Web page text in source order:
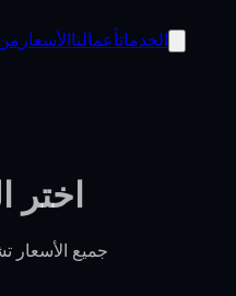
الخدماتأعمالنا الأسعار
اختر
جميع الأسعار